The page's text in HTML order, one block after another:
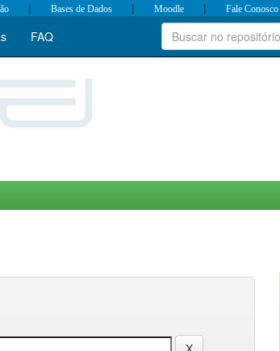
| Bases de Dados | Moodle | Fale Conosco
FAQ